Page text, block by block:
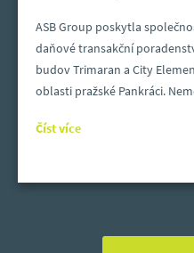
ASB Group poskytla
daňové transakční
budov Trimaran a City
oblasti pražské Pankráci.
pod skupinu Axelor spadá.
Číst více